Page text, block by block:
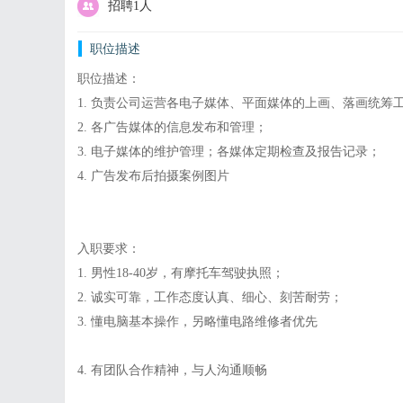
招聘1人
职位描述
职位描述：
1. 负责公司运营各电子媒体、平面媒体的上画、落画统筹
2. 各广告媒体的信息发布和管理；
3. 电子媒体的维护管理；各媒体定期检查及报告记录；
4. 广告发布后拍摄案例图片
入职要求：
1. 男性18-40岁，有摩托车驾驶执照；
2. 诚实可靠，工作态度认真、细心、刻苦耐劳；
3. 懂电脑基本操作，另略懂电路维修者优先
4. 有团队合作精神，与人沟通顺畅